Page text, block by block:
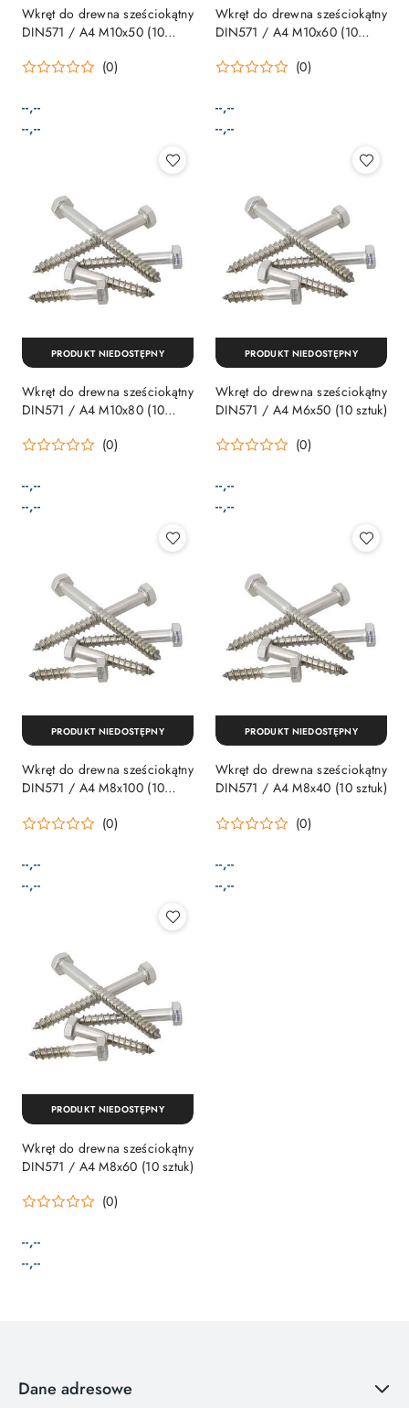
Wkręt do drewna sześciokątny
DIN571 / A4 M10x50 (10
(0)
Cena:
--,--
Cena:
--,--
Wkręt do drewna sześciokątny
DIN571 / A4 M10x60 (10
(0)
Cena:
--,--
Cena:
--,--
Wkręt do drewna sześciokątny
DIN571 / A4 M10x80 (10
(0)
Cena:
--,--
Cena:
--,--
PRODUKT NIEDOSTĘPNY
Wkręt do drewna sześciokątny
DIN571 / A4 M6x50 (10 sztuk)
(0)
Cena:
--,--
Cena:
--,--
PRODUKT NIEDOSTĘPNY
Wkręt do drewna sześciokątny
DIN571 / A4 M8x100 (10
(0)
Cena:
--,--
Cena:
--,--
PRODUKT NIEDOSTĘPNY
Wkręt do drewna sześciokątny
DIN571 / A4 M8x40 (10 sztuk)
(0)
Cena:
--,--
Cena:
--,--
PRODUKT NIEDOSTĘPNY
Wkręt do drewna sześciokątny
DIN571 / A4 M8x60 (10 sztuk)
(0)
Cena:
--,--
Cena:
--,--
PRODUKT NIEDOSTĘPNY
Dane adresowe